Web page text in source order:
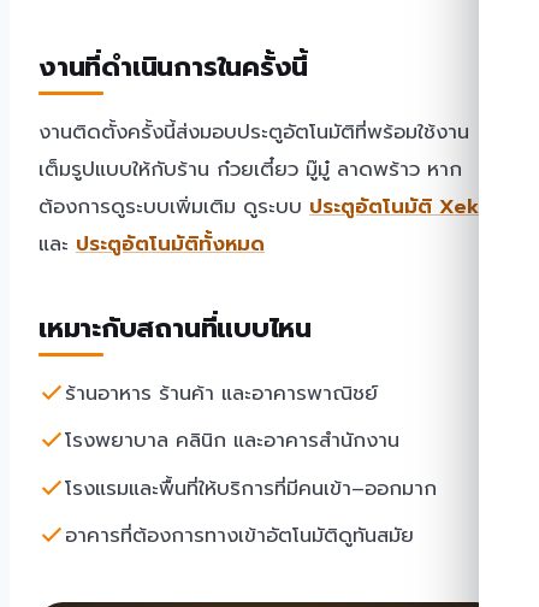
งานที่ดำเนินการในครั้งนี้
งานติดตั้งครั้งนี้ส่งมอบประตูอัตโนมัติที่พร้อมใช้งาน
เต็มรูปแบบให้กับร้าน ก๋วยเตี๋ยว มู๊มู๋ ลาดพร้าว หาก
ต้องการดูระบบเพิ่มเติม ดูระบบ ประตูอัตโนมัติ Xeka
และ ประตูอัตโนมัติทั้งหมด
เหมาะกับสถานที่แบบไหน
ร้านอาหาร ร้านค้า และอาคารพาณิชย์
โรงพยาบาล คลินิก และอาคารสำนักงาน
โรงแรมและพื้นที่ให้บริการที่มีคนเข้า–ออกมาก
อาคารที่ต้องการทางเข้าอัตโนมัติดูทันสมัย